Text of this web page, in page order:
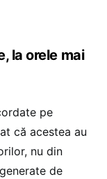
la orele mai
pe
că acestea au
nu din
de